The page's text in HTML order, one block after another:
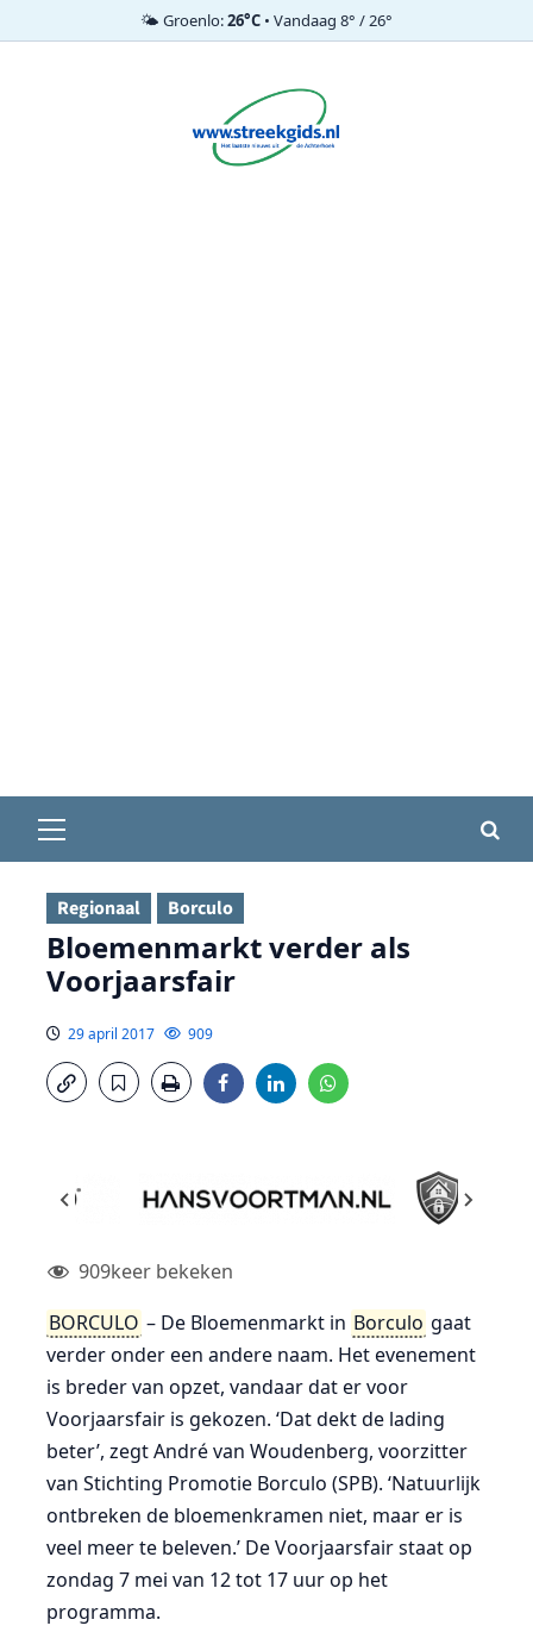
🌤️ Groenlo:26°C • Vandaag 8° / 26°
menu
Regionaal Borculo
Bloemenmarkt verder als
Voorjaarsfair
29 april 2017 909
909keer bekeken
BORCULO – De Bloemenmarkt in Borculo gaat
verder onder een andere naam. Het evenement
is breder van opzet, vandaar dat er voor
Voorjaarsfair is gekozen. ‘Dat dekt de lading
beter’, zegt André van Woudenberg, voorzitter
van Stichting Promotie Borculo (SPB). ‘Natuurlijk
ontbreken de bloemenkramen niet, maar er is
veel meer te beleven.’ De Voorjaarsfair staat op
zondag 7 mei van 12 tot 17 uur op het
programma.